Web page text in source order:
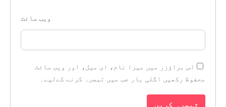
ویب‌ سائٹ
اس براؤزر میں میرا نام، ای میل، اور ویب سائٹ
محفوظ رکھیں اگلی بار جب میں تبصرہ کرنے کےلیے۔